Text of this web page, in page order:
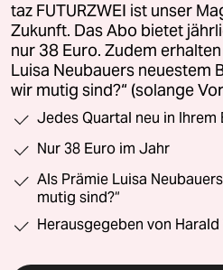
taz FUTURZWEI ist unser
Zukunft. Das Abo bietet
nur 38 Euro. Zudem
Luisa Neubauers neuestem
wir mutig sind?“ (solange
Jedes Quartal neu in Ihrem
Nur 38 Euro im Jahr
Als Prämie Luisa
mutig sind?“
Herausgegeben von Harald